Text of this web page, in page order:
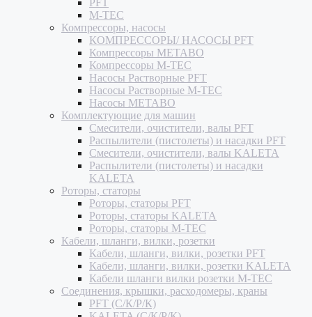
PFT
M-TEC
Компрессоры, насосы
КОМПРЕССОРЫ/ НАСОСЫ PFT
Компрессоры METABO
Компрессоры M-TEC
Насосы Растворные PFT
Насосы Растворные M-TEC
Насосы METABO
Комплектующие для машин
Смесители, очистители, валы PFT
Распылители (пистолеты) и насадки PFT
Смесители, очистители, валы KALETA
Распылители (пистолеты) и насадки
KALETA
Роторы, статоры
Роторы, статоры PFT
Роторы, статоры KALETA
Роторы, статоры M-TEC
Кабели, шланги, вилки, розетки
Кабели, шланги, вилки, розетки PFT
Кабели, шланги, вилки, розетки KALETA
Кабели шланги вилки розетки M-TEC
Соединения, крышки, расходомеры, краны
PFT (С/К/Р/К)